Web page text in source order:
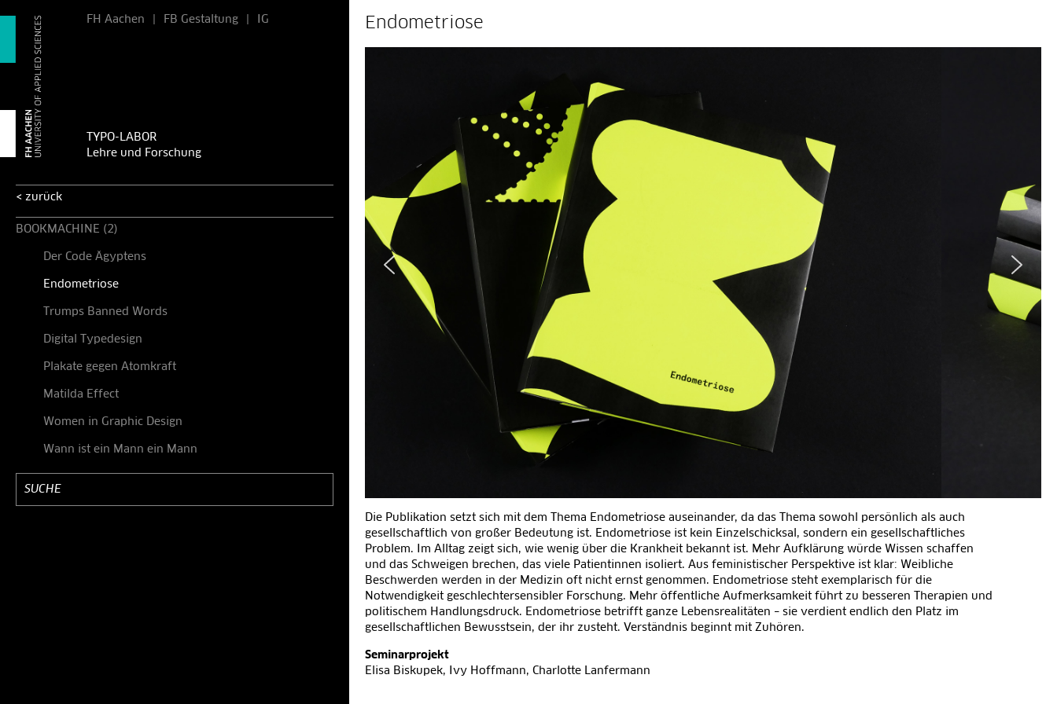
FH Aachen FB Gestaltung IG
TYPO-LABOR
Lehre und Forschung
< zurück
BOOKMACHINE (2)
Der Code Ägyptens
Endometriose
Trumps Banned Words
Digital Typedesign
Plakate gegen Atomkraft
Matilda Effect
Women in Graphic Design
Wann ist ein Mann ein Mann
Endometriose
Die Publikation setzt sich mit dem Thema Endometriose auseinander, da das Thema sowohl persönlich als auch
gesellschaftlich von großer Bedeutung ist. Endometriose ist kein Einzelschicksal, sondern ein gesellschaftliches
Problem. Im Alltag zeigt sich, wie wenig über die Krankheit bekannt ist. Mehr Aufklärung würde Wissen schaffen
und das Schweigen brechen, das viele Patientinnen isoliert. Aus feministischer Perspektive ist klar: Weibliche
Beschwerden werden in der Medizin oft nicht ernst genommen. Endometriose steht exemplarisch für die
Notwendigkeit geschlechtersensibler Forschung. Mehr öffentliche Aufmerksamkeit führt zu besseren Therapien und
politischem Handlungsdruck. Endometriose betrifft ganze Lebensrealitäten – sie verdient endlich den Platz im
gesellschaftlichen Bewusstsein, der ihr zusteht. Verständnis beginnt mit Zuhören.
Seminarprojekt
Elisa Biskupek, Ivy Hoffmann, Charlotte Lanfermann